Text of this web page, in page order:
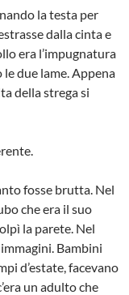
la testa per
dalla cinta e
era l’impugnatura
le due lame. Appena
della strega si
fosse brutta. Nel
che era il suo
la parete. Nel
Bambini
d’estate, facevano
un adulto che